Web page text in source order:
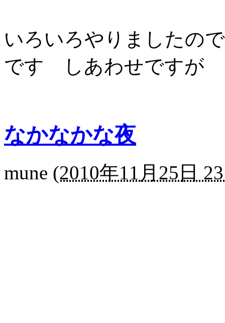
いろいろやりましたの
です しあわせですが
なかなかな夜
mune (2010年11月25日